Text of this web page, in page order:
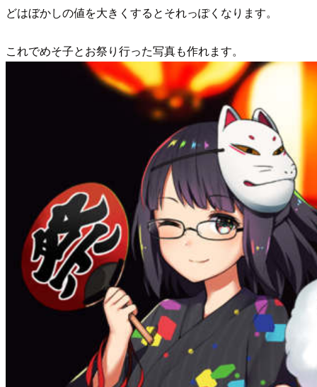
どはぼかしの値を大きくするとそれっぽくなります。
これでめそ子とお祭り行った写真も作れます。